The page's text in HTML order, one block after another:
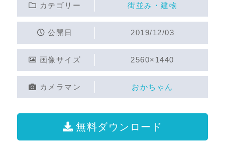
カテゴリー 街並み・建物
公開日 2019/12/03
画像サイズ 2560×1440
カメラマン おかちゃん
無料ダウンロード